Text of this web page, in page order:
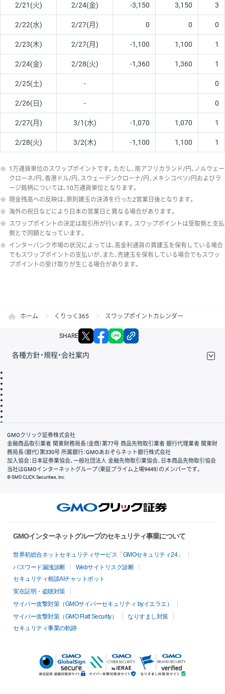
2/21(火) 2/24(金) -3,150 3,150 3
2/22(水) 2/27(月) 0 0 0
2/23(木) 2/27(月) -1,100 1,100 1
2/24(金) 2/28(火) -1,360 1,360 1
2/25(土) - 0
2/26(日) - 0
2/27(月) 3/1(水) -1,070 1,070 1
2/28(火) 3/2(木) -1,100 1,100 1
※ 1万通貨単位のスワップポイントです。ただし、南アフリカランド/円、ノルウェー
クローネ/円、香港ドル/円、スウェーデンクローナ/円、メキシコペソ/円およびラ
ージ銘柄については、10万通貨単位となります。
※ 現金残高への反映は、原則建玉の決済を行った2営業日後となります。
※ 海外の祝日などにより日本の営業日と異なる場合があります。
※ スワップポイントの決定は取引所が行います。スワップポイントは受取側と支払
側とで同額となっています。
※ インターバンク市場の状況によっては、高金利通貨の買建玉を保有している場合
でもスワップポイントの支払いが、また、売建玉を保有している場合でもスワッ
プポイントの受け取りが生じる場合があります。
ホーム くりっく365 スワップポイントカレンダー
SHARE X facebook
各種方針・規程・会社案内
会社案内
GMOクリック証券株式会社
金融商品取引業者 関東財務局長（金商）第77号 商品先物取引業者 銀行代理業者 関東財
務局長（銀代）第330号 所属銀行：GMOあおぞらネット銀行株式会社
加入協会：日本証券業協会、一般社団法人 金融先物取引業協会、日本商品先物取引協会
当社はGMOインターネットグループ（東証プライム上場9449）のメンバーです。
© GMO CLICK Securities, Inc.
GMOインターネットグループのセキュリティ事業について
世界初総合ネットセキュリティサービス「GMOセキュリティ24」
パスワード漏洩診断
Webサイトリスク診断
セキュリティ相談AIチャットボット
実在証明・盗聴対策
サイバー攻撃対策（GMOサイバーセキュリティ byイエラエ）
サイバー攻撃対策（GMO Flatt Security）
なりすまし対策
セキュリティ事業の軌跡